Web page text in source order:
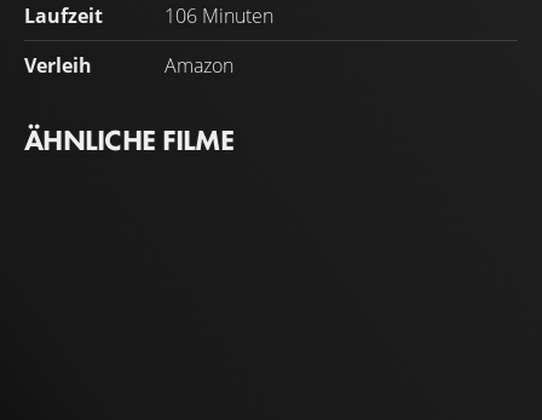
Laufzeit
106 Minuten
Verleih
Amazon
ÄHNLICHE FILME